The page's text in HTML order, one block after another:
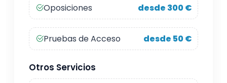
Oposiciones desde 300 €
Pruebas de Acceso desde 50 €
Otros Servicios